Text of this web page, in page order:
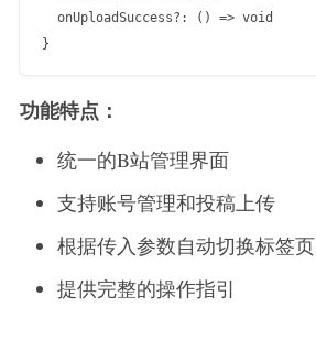
  onUploadSuccess?: () => void
功能特点：
统一的B站管理界面
支持账号管理和投稿上传
根据传入参数自动切换标签页
提供完整的操作指引